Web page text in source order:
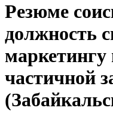
Резюме
должность
маркетингу
частичной